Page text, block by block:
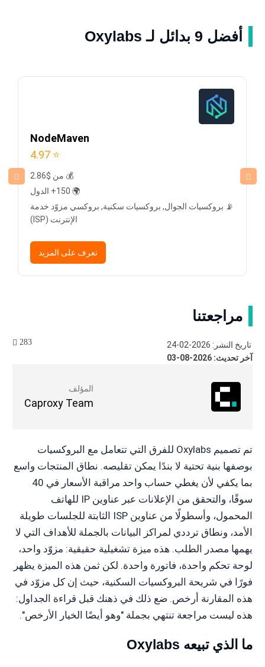
أفضل 9 بدائل لـ Oxylabs
NodeMaven
⭐ 4.97
💰 من $2.86
🌍 150+ الدول
📡 بروكسيات الجوال, بروكسيات سكنية, بروكسي مزوّد خدمة
الإنترنت (ISP)
تعرف على المزيد
مراجعتنا
المؤلف
Caproxy Team
تاريخ النشر: 2026-02-24
آخر تحديث: 2026-08-03
283
تم تصميم Oxylabs للفرق التي تتعامل مع البروكسيات
بوصفها بنية تحتية لا بندًا يمكن تقليصه. نطاق المنتجات واسع
بما يكفي لأن يغطي حساب واحد مراقبة الأسعار في 40
سوقًا، والتحقق من الإعلانات عبر عناوين IP للهاتف
المحمول، وأسطولًا من عناوين ISP الثابتة للجلسات طويلة
الأمد، ونطاق ترددي لمراكز البيانات بالجملة للأهداف التي لا
يهمها مصدر الطلب. هذه ميزة تشغيلية حقيقية: مزوّد واحد،
لوحة تحكم واحدة، فاتورة واحدة. لكن ثمن هذه الميزة يظهر
فورًا في شريحة البروكسيات السكنية، حيث إن كل مزوّد في
هذه المقارنة أرخص. ضع ذلك في ذهنك قبل قراءة الجداول:
هذه ليست مراجعة تنتهي بجملة "وهو أيضًا الخيار الأرخص".
ما الذي تبيعه Oxylabs